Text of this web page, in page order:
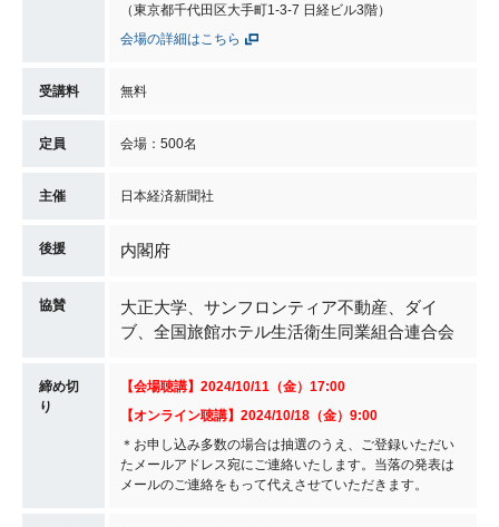
（東京都千代田区大手町1-3-7 日経ビル3階）
会場の詳細はこちら
受講料 無料
定員 会場：500名
主催 日本経済新聞社
後援 内閣府
協賛
大正大学、サンフロンティア不動産、ダイ
ブ、全国旅館ホテル生活衛生同業組合連合会
締め切
り
【会場聴講】 2024/10/11（金）17:00
【オンライン聴講】 2024/10/18（金）9:00
＊お申し込み多数の場合は抽選のうえ、ご登録いただい
たメールアドレス宛にご連絡いたします。当落の発表は
メールのご連絡をもって代えさせていただきます。